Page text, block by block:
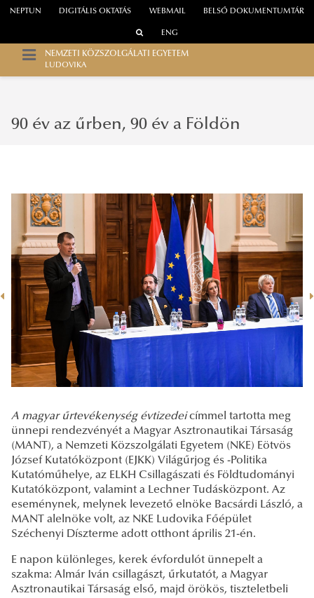
WEBMAIL
NEPTUN DIGITÁLIS OKTATÁS BELSŐ DOKUMENTUMTÁR
ENG
NEMZETI KÖZSZOLGÁLATI EGYETEM
LUDOVIKA
90 év az űrben, 90 év a Földön
A magyar űrtevékenység évtizedeicímmel tartotta meg
ünnepi rendezvényét a Magyar Asztronautikai Társaság
(MANT), a Nemzeti Közszolgálati Egyetem (NKE) Eötvös
József Kutatóközpont (EJKK) Világűrjog és -Politika
Kutatóműhelye, az ELKH Csillagászati és Földtudományi
Kutatóközpont, valamint a Lechner Tudásközpont. Az
eseménynek, melynek levezető elnöke Bacsárdi László, a
MANT alelnöke volt, az NKE Ludovika Főépület
Széchenyi Díszterme adott otthont április 21-én.
E napon különleges, kerek évfordulót ünnepelt a
szakma: Almár Iván csillagászt, űrkutatót, a Magyar
Asztronautikai Társaság első, majd örökös, tiszteletbeli